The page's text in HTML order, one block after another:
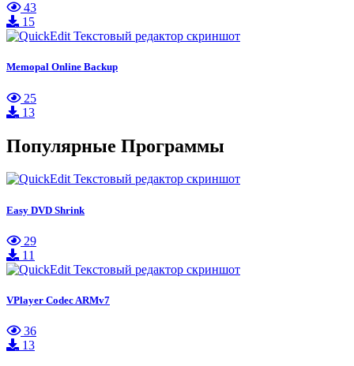
43
15
Memopal Online Backup
25
13
Популярные Программы
Easy DVD Shrink
29
11
VPlayer Codec ARMv7
36
13